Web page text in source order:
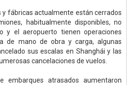
y fábricas actualmente están cerrados
habitualmente disponibles, no
y el aeropuerto tienen operaciones
de mano de obra y carga, algunas
sus escalas en Shanghái y las
cancelaciones de vuelos.
embarques atrasados aumentaron